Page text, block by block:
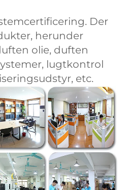
Der
herunder
olie, duften
lugtkontrol
etc.